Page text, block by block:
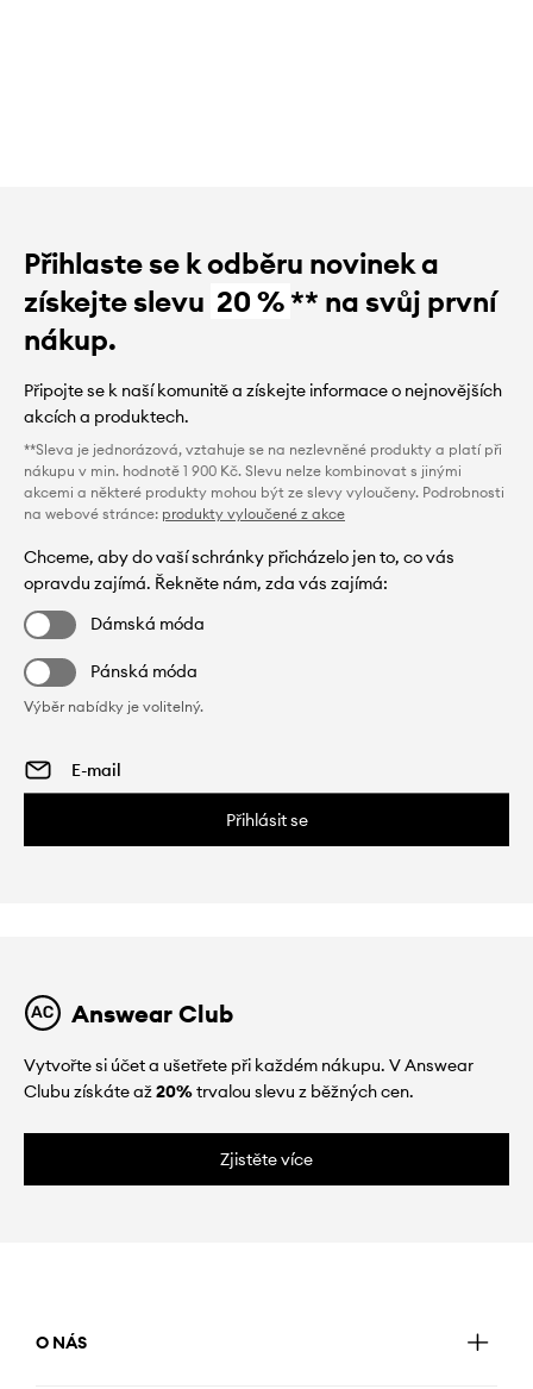
Přihlaste se k odběru novinek a
získejte slevu 20 %** na svůj první
nákup.
Připojte se k naší komunitě a získejte informace o nejnovějších
akcích a produktech.
**Sleva je jednorázová, vztahuje se na nezlevněné produkty a platí při
nákupu v min. hodnotě 1 900 Kč. Slevu nelze kombinovat s jinými
akcemi a některé produkty mohou být ze slevy vyloučeny. Podrobnosti
na webové stránce: produkty vyloučené z akce
Chceme, aby do vaší schránky přicházelo jen to, co vás
opravdu zajímá. Řekněte nám, zda vás zajímá:
Dámská móda
Pánská móda
Výběr nabídky je volitelný.
Přihlásit se
Answear Club
Vytvořte si účet a ušetřete při každém nákupu. V Answear
Clubu získáte až20%trvalou slevu z běžných cen.
Zjistěte více
O NÁS